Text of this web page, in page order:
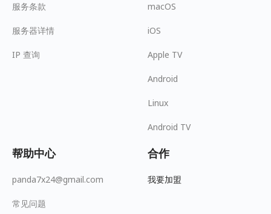
服务条款
服务器详情
IP 查询
macOS
iOS
Apple TV
Android
Linux
Android TV
帮助中心
panda7x24@gmail.com
常见问题
合作
我要加盟